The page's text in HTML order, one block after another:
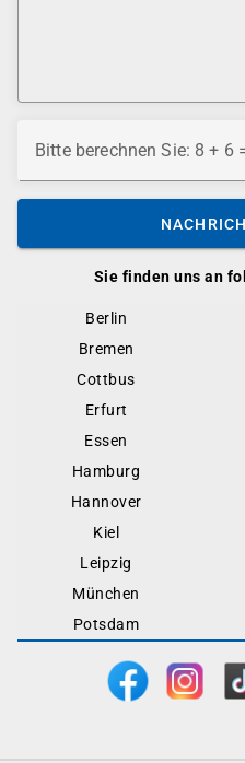
Sie finden uns an
Berlin
Bremen
Cottbus
Erfurt
Essen
Hamburg
Hannover
Kiel
Leipzig
München
Potsdam
Bitte berechnen Sie: 8 + 6